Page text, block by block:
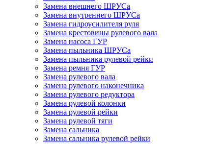
Замена внешнего ШРУСа
Замена внутреннего ШРУСа
Замена гидроусилителя руля
Замена крестовины рулевого вала
Замена насоса ГУР
Замена пыльника ШРУСа
Замена пыльника рулевой рейки
Замена ремня ГУР
Замена рулевого вала
Замена рулевого наконечника
Замена рулевого редуктора
Замена рулевой колонки
Замена рулевой рейки
Замена рулевой тяги
Замена сальника
Замена сальника рулевой рейки